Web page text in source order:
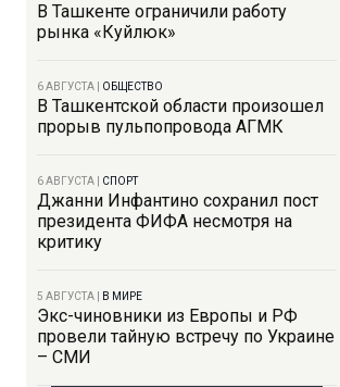
В Ташкенте ограничили работу
рынка «Куйлюк»
6 АВГУСТА ОБЩЕСТВО
В Ташкентской области произошел
прорыв пульпопровода АГМК
6 АВГУСТА СПОРТ
Джанни Инфантино сохранил пост
президента ФИФА несмотря на
критику
5 АВГУСТА В МИРЕ
Экс-чиновники из Европы и РФ
провели тайную встречу по Украине
– СМИ